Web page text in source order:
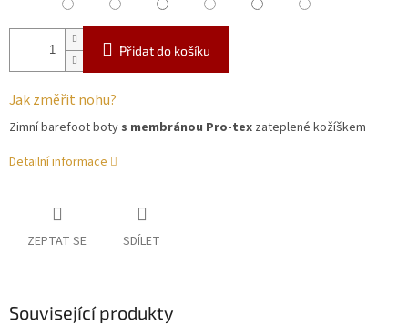
Přidat do košíku
Jak změřit nohu?
Zimní barefoot boty s membránou Pro-tex zateplené kožíškem
Detailní informace
ZEPTAT SE SDÍLET
Související produkty